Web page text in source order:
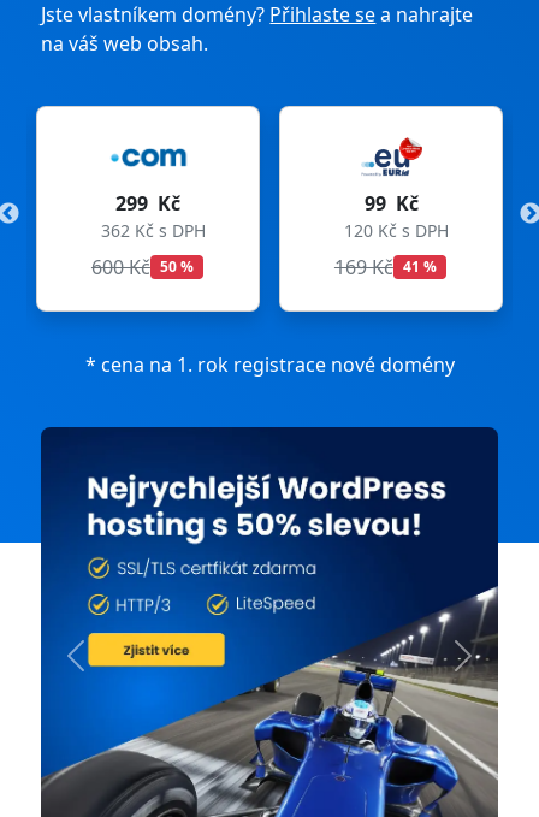
Jste vlastníkem domény? Přihlaste sea nahrajte
na váš web obsah.
299 Kč
362 Kč s DPH
600 Kč 50 %
99 Kč
120 Kč s DPH
169 Kč 41 %
* cena na 1. rok registrace nové domény
Previous Next